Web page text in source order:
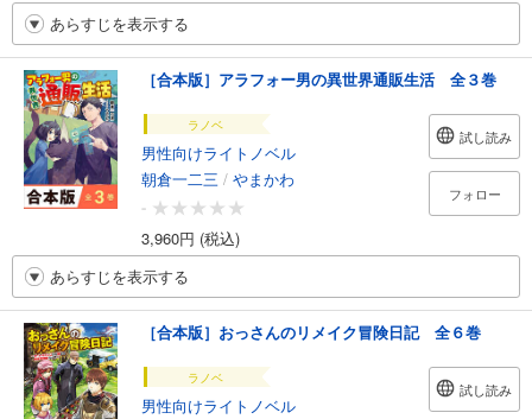
あらすじを表示する
［合本版］アラフォー男の異世界通販生活 全３巻
ラノベ
男性向けライトノベル
朝倉一二三 / やまかわ
-
3,960円 (税込)
試し読み
フォロー
あらすじを表示する
［合本版］おっさんのリメイク冒険日記 全６巻
ラノベ
男性向けライトノベル
試し読み